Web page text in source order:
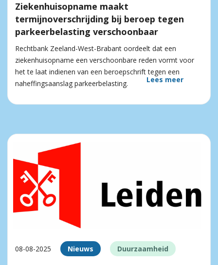
Ziekenhuisopname maakt
termijnoverschrijding bij beroep tegen
parkeerbelasting verschoonbaar
Rechtbank Zeeland-West-Brabant oordeelt dat een
ziekenhuisopname een verschoonbare reden vormt voor
het te laat indienen van een beroepschrift tegen een
naheffingsaanslag parkeerbelasting.
Lees meer
08-08-2025 Nieuws Duurzaamheid